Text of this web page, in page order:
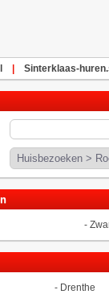
Sinterklaas-
-
- Drenthe